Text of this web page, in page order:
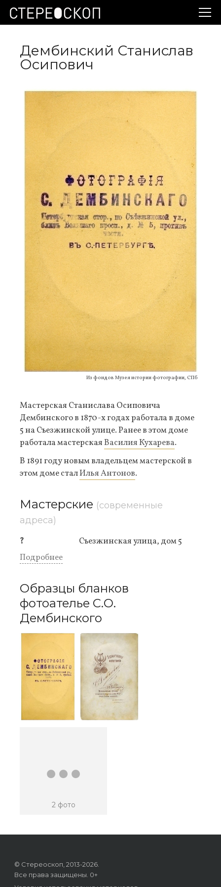
Дембинский Станислав
Осипович
Из фондов Музея истории фотографии, СПб
Мастерская Станислава Осиповича
Дембинского в 1870-х годах работала в доме
5 на Съезжинской улице. Ранее в этом доме
работала мастерскаяВасилия Кухарева.
В 1891 году новым владельцем мастерской в
этом доме сталИлья Антонов.
Мастерские (современные
адреса)
?
Съезжинская улица, дом 5
Подробнее
Образцы бланков
фотоателье С.О.
Дембинского
...
2 фото
© Стереоскоп, 2013-2026.
Все права защищены. 0+